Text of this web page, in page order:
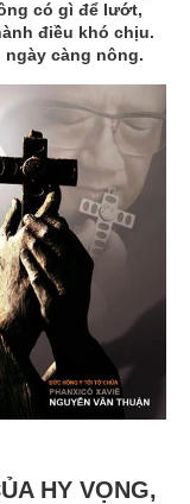
có gì để lướt,
điều khó chịu.
càng nông.
HY VỌNG,